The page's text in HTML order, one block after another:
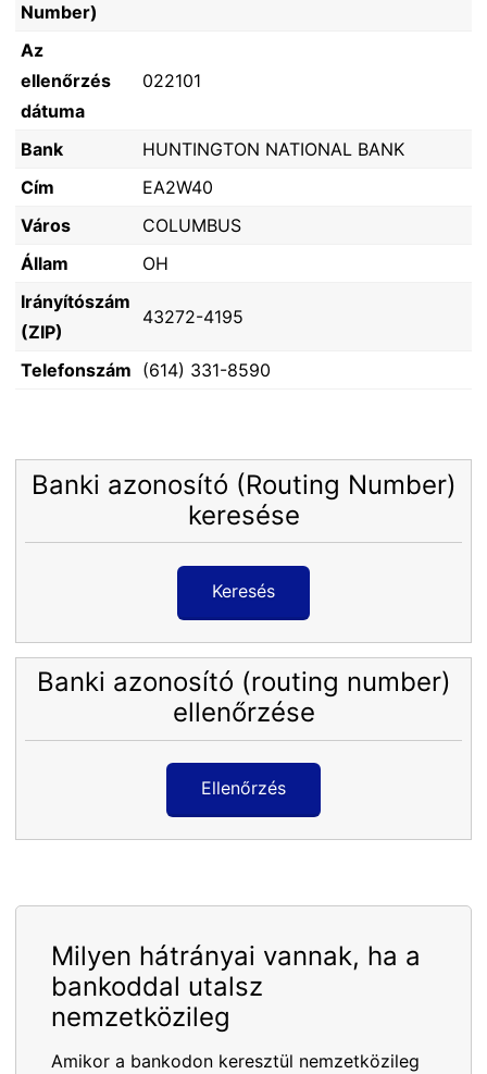
Number)
Az
ellenőrzés
dátuma
022101
Bank
HUNTINGTON NATIONAL BANK
Cím
EA2W40
Város
COLUMBUS
Állam
OH
Irányítószám
(ZIP)
43272-4195
Telefonszám (614) 331-8590
Banki azonosító (Routing Number)
keresése
Keresés
Banki azonosító (routing number)
ellenőrzése
Ellenőrzés
Milyen hátrányai vannak, ha a
bankoddal utalsz
nemzetközileg
Amikor a bankodon keresztül nemzetközileg